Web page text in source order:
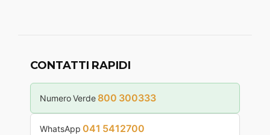
CONTATTI RAPIDI
Numero Verde 800 300333
WhatsApp 041 5412700